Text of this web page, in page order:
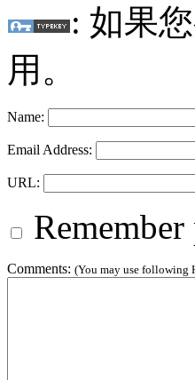
: 如果
用。
Name:
Email Address:
URL:
Comments: (You may use following